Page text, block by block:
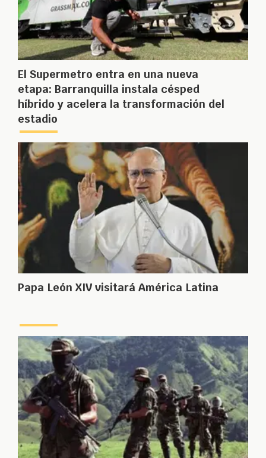
El Supermetro entra en una nueva
etapa: Barranquilla instala césped
híbrido y acelera la transformación del
estadio
Papa León XIV visitará América Latina